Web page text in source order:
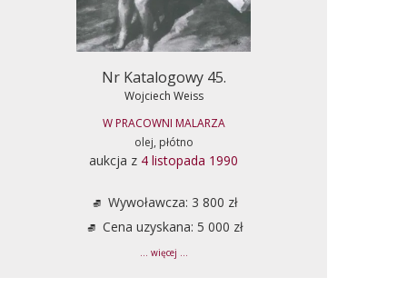
Nr Katalogowy 45.
Wojciech Weiss
W PRACOWNI MALARZA
olej, płótno
aukcja z 4 listopada 1990
Wywoławcza: 3 800 zł
Cena uzyskana: 5 000 zł
... więcej ...